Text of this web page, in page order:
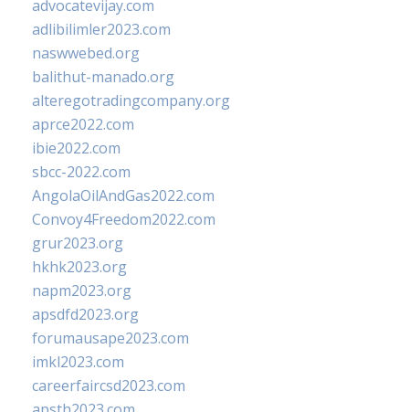
advocatevijay.com
adlibilimler2023.com
naswwebed.org
balithut-manado.org
alteregotradingcompany.org
aprce2022.com
ibie2022.com
sbcc-2022.com
AngolaOilAndGas2022.com
Convoy4Freedom2022.com
grur2023.org
hkhk2023.org
napm2023.org
apsdfd2023.org
forumausape2023.com
imkl2023.com
careerfaircsd2023.com